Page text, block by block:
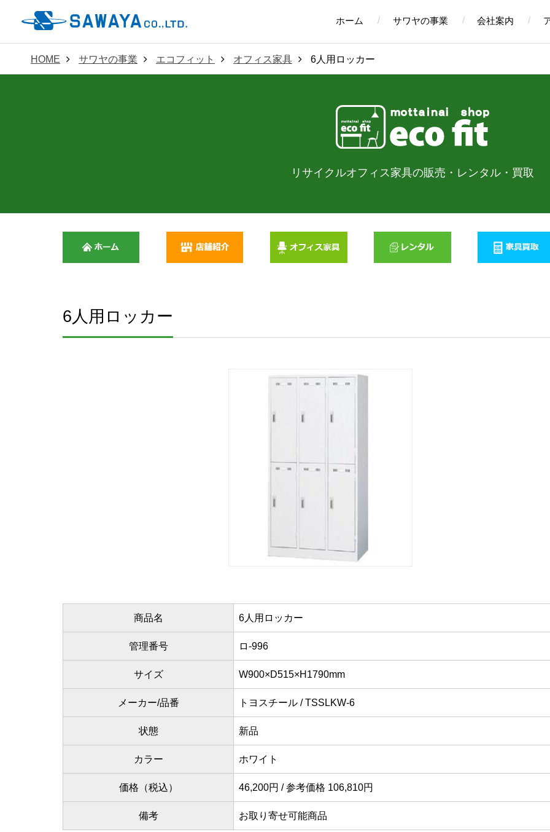
ホーム サワヤの事業 会社案内
HOME サワヤの事業 エコフィット オフィス家具 6人用ロッカー
リサイクルオフィス家具の販売・ レンタル・買取
6人用ロッカー
商品名 6人用ロッカー
管理番号 ロ-996
サイズ W900×D515×H1790mm
メーカー/品番 トヨスチール / TSSLKW-6
状態 新品
カラー ホワイト
価格（税込） 46,200円 / 参考価格 106,810円
備考 お取り寄せ可能商品